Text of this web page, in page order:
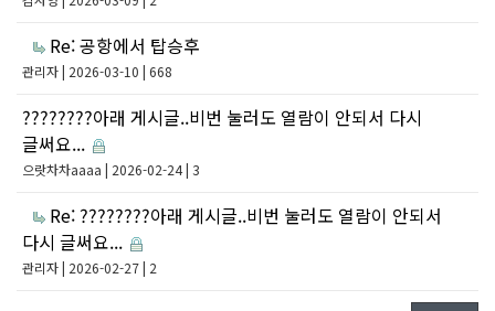
Re: 공항에서 탑승후
관리자| 2026-03-10 | 668
????????아래 게시글..비번 눌러도 열람이 안되서 다시
글써요...
으랏차차aaaa | 2026-02-24 | 3
Re: ????????아래 게시글..비번 눌러도 열람이 안되서
다시 글써요...
관리자| 2026-02-27 | 2